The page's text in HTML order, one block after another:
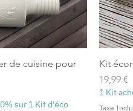
de cuisine pour
sur 1 Kit d'éco
Kit
Prix
19,99 €
1 Kit
Taxe